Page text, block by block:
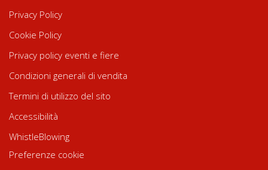
Privacy Policy
Cookie Policy
Privacy policy eventi e fiere
Condizioni generali di vendita
Termini di utilizzo del sito
Accessibilità
WhistleBlowing
Preferenze cookie